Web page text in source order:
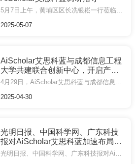
5月7日上午，黄埔区区长冼银崧一行莅临AiScholar艾思科蓝调研指导。AiScholar艾思科蓝董事长刘国兴接待了调研一行。
2025-05-07
AiScholar艾思科蓝与成都信息工程
大学共建联合创新中心，开启产学
研协同新篇章
2025-04-30
光明日报、中国科学网、广东科技
报对AiScholar艾思科蓝加速布局国
际化科研交流进行报道
光明日报、中国科学网、广东科技报对AiScholar艾思科蓝加速布局国际化科研交流进行报道